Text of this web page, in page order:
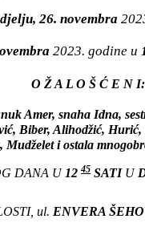
26. novembra
2023. godine u
O Ž A L O Š Ć E N I:
Amer, snaha Idna,
Biber, Alihodžić,
Mudželet i ostala
DANA U 12 45 SATIU
ul. ENVERA